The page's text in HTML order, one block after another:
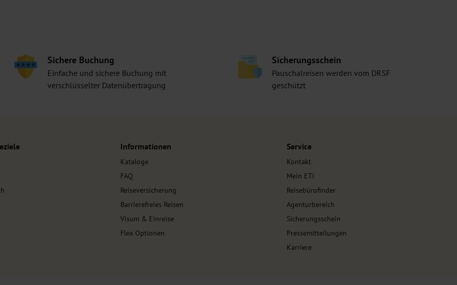
Sichere Buchung
Einfache und sichere Buchung mit
verschlüsselter Datenübertragung
Sicherungsschein
Pauschalreisen werden vom DRSF
geschützt
Informationen
Kataloge
FAQ
Reiseversicherung
Barrierefreies Reisen
Visum & Einreise
Flex Optionen
Service
Kontakt
Mein ETI
Reisebürofinder
Agenturbereich
Sicherungsschein
Pressemitteilungen
Karriere